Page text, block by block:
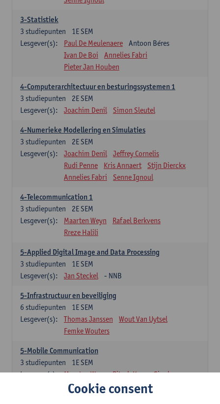
3-Statistiek
1E SEM
3 studiepunten
Lesgever(s):
Paul De Meulenaere
Antoon Béres
Ivan De Boi
Annelies Fabri
Pieter Jan Houben
4-Computerarchitectuur en besturingssystemen 1
2E SEM
3 studiepunten
Lesgever(s):
Joachim Denil Simon Sleutel
4-Numerieke Modellering en Simulaties
2E SEM
3 studiepunten
Lesgever(s):
Joachim Denil
Jeffrey Cornelis
Rudi Penne
Kris Annaert
Stijn Dierckx
Annelies Fabri
Senne Ignoul
4-Telecommunication 1
2E SEM
3 studiepunten
Lesgever(s):
Maarten Weyn
Rafael Berkvens
Rreze Halili
5-Applied Digital Image and Data Processing
1E SEM
3 studiepunten
Lesgever(s):
Jan Steckel - NNB
5-Infrastructuur en beveiliging
1E SEM
6 studiepunten
Lesgever(s):
Thomas Janssen
Wout Van Uytsel
Femke Wouters
5-Mobile Communication
1E SEM
3 studiepunten
Lesgever(s):
Maarten Weyn Ritesh Kumar Singh
5-Telecommunication 2Cookie consent